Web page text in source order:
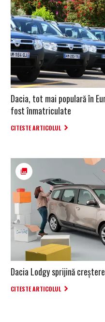
Dacia, tot mai populară în
fost înmatriculate
CITESTE ARTICOLUL
Dacia Lodgy sprijină
CITESTE ARTICOLUL